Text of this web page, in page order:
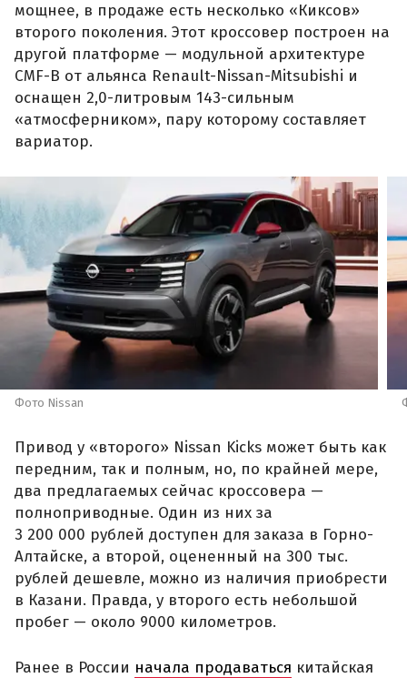
мощнее, в продаже есть несколько «Киксов»
второго поколения. Этот кроссовер построен на
другой платформе — модульной архитектуре
CMF-B от альянса Renault-Nissan-Mitsubishi и
оснащен 2,0-литровым 143-сильным
«атмосферником», пару которому составляет
вариатор.
Фото Nissan
Привод у «второго» Nissan Kicks может быть как
передним, так и полным, но, по крайней мере,
два предлагаемых сейчас кроссовера —
полноприводные. Один из них за
3 200 000 рублей доступен для заказа в Горно-
Алтайске, а второй, оцененный на 300 тыс.
рублей дешевле, можно из наличия приобрести
в Казани. Правда, у второго есть небольшой
пробег — около 9000 километров.
Ранее в России начала продаваться китайская